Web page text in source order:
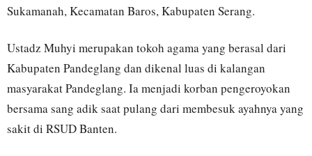
Sukamanah, Kecamatan Baros, Kabupaten Serang.
Ustadz Muhyi merupakan tokoh agama yang berasal dari
Kabupaten Pandeglang dan dikenal luas di kalangan
masyarakat Pandeglang. Ia menjadi korban pengeroyokan
bersama sang adik saat pulang dari membesuk ayahnya yang
sakit di RSUD Banten.